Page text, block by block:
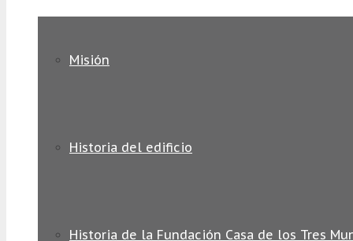
Misión
Historia del edificio
Historia de la Fundación Casa de los Tres